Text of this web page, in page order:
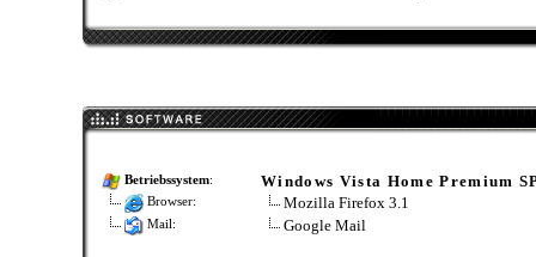
Betriebssystem: Windows Vista Home Premium
Browser: Mozilla Firefox 3.1
Mail: Google Mail